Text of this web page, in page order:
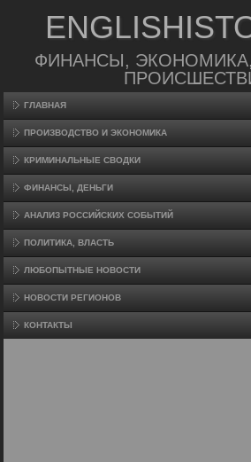
ФИНАНСЫ,
ГЛАВНАЯ
ПРОИЗВΟДСТВО И ЭКОНОМИКА
КРИМИНАЛЬНЫЕ СВОДКИ
ФИНАНСЫ, ДЕНЬГИ
АНАЛИЗ РОССИЙСКИХ СОБЫТИЙ
ПОЛИТИКА, ВЛАСТЬ
ЛЮБОПЫТНЫЕ НОВОСТИ
НОВОСТИ РЕГИОНОВ
КОНТАКТЫ